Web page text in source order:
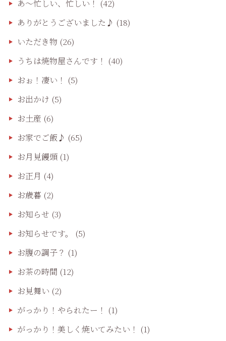
あ〜忙しい、忙しい！ (42)
ありがとうございました♪ (18)
いただき物 (26)
うちは焼物屋さんです！ (40)
おぉ！凄い！ (5)
お出かけ (5)
お土産 (6)
お家でご飯♪ (65)
お月見饅頭(1)
お正月 (4)
お歳暮 (2)
お知らせ (3)
お知らせです。
(5)
お腹の調子？ (1)
お茶の時間 (12)
お見舞い (2)
がっかり！やられたー！ (1)
がっかり！美しく焼いてみたい！ (1)